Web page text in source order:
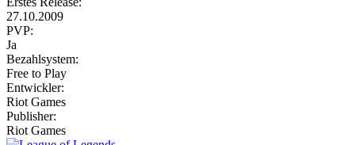
27.10.2009
PVP:
Ja
Bezahlsystem:
Free to Play
Entwickler:
Riot Games
Publisher:
Riot Games